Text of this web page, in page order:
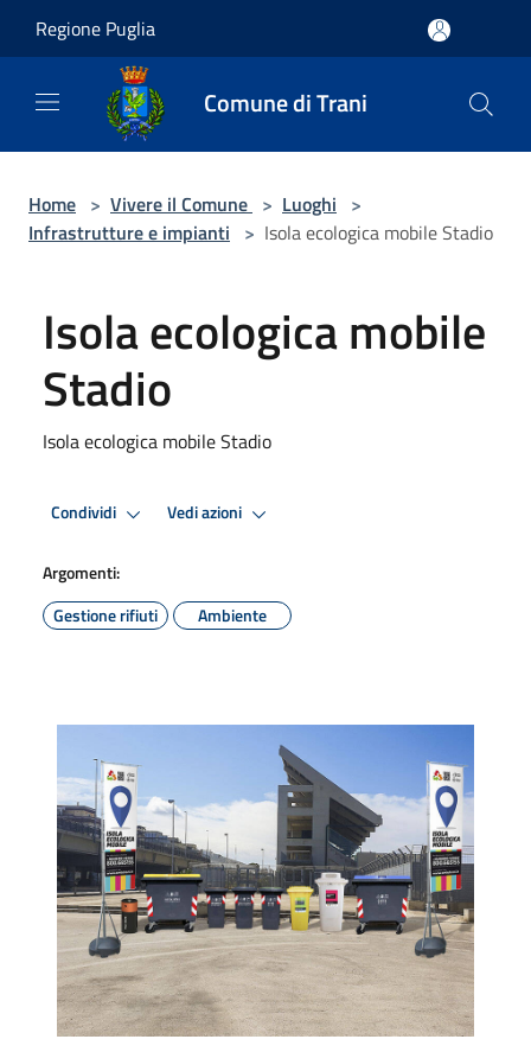
Regione Puglia
Comune di Trani
Home > Vivere il Comune > Luoghi >
Infrastrutture e impianti > Isola ecologica mobile Stadio
Isola ecologica mobile
Stadio
Isola ecologica mobile Stadio
Condividi Vedi azioni
Argomenti:
Gestione rifiuti
Ambiente